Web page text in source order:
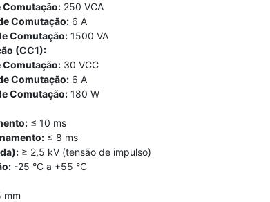
Comutação: 250 VCA
Comutação: 6 A
Comutação: 1500 VA
(CC1):
Comutação: 30 VCC
Comutação: 6 A
Comutação: 180 W
≤ 10 ms
≤ 8 ms
≥ 2,5 kV (tensão de impulso)
-25 °C a +55 °C
mm